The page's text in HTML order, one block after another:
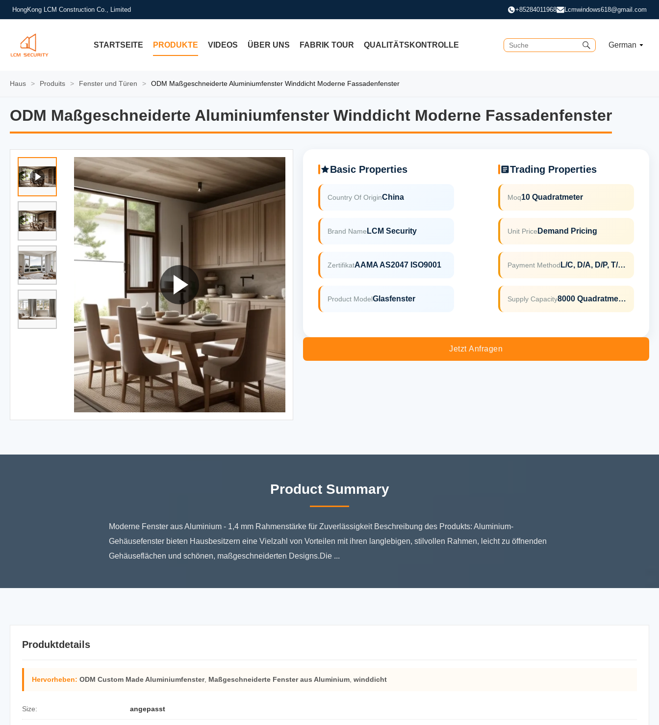
HongKong LCM Construction Co., Limited +85284011968 Lcmwindows618@gmail.com
STARTSEITE PRODUKTE VIDEOS ÜBER UNS FABRIK TOUR QUALITÄTSKONTROLLE German
Haus > Produits > Fenster und Türen > ODM Maßgeschneiderte Aluminiumfenster Winddicht Moderne Fassadenfenster
ODM Maßgeschneiderte Aluminiumfenster Winddicht Moderne Fassadenfenster
ODM Maßgeschneiderte Aluminiumfenster Winddicht Moderne Fassadenfenster
Basic Properties
Country Of OriginChina
Brand Name LCM Security
ZertifikatAAMA AS2047 ISO9001
Product ModelGlasfenster
Trading Properties
Moq10 Quadratmeter
Unit Price Demand Pricing
Payment Method L/C, D/A, D/P, T/T, Western Union, MoneyGram
Supply Capacity 8000 Quadratmeter Pro Monat
Jetzt Anfragen
Product Summary
Moderne Fenster aus Aluminium - 1,4 mm Rahmenstärke für Zuverlässigkeit Beschreibung des Produkts: Aluminium-
Gehäusefenster bieten Hausbesitzern eine Vielzahl von Vorteilen mit ihren langlebigen, stilvollen Rahmen, leicht zu öffnenden
Gehäuseflächen und schönen, maßgeschneiderten Designs.Die ...
Produktdetails
Hervorheben: ODM Custom Made Aluminiumfenster, Maßgeschneiderte Fenster aus Aluminium winddicht
Size: angepasst